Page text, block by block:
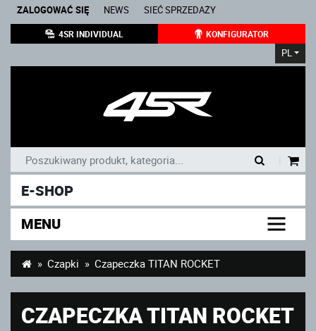
ZALOGOWAĆ SIĘ NEWS SIEĆ SPRZEDAŻY
4SR INDIVIDUAL KONFIGURATOR
PL
E-SHOP
MENU
Czapki Czapeczka TITAN ROCKET
CZAPECZKA TITAN ROCKET